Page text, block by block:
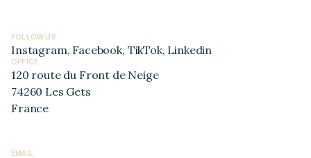
FOLLOW US
Instagram, Facebook, TikTok, Linkedin
OFFICE
120 route du Front de Neige
74260 Les Gets
France
EMAIL